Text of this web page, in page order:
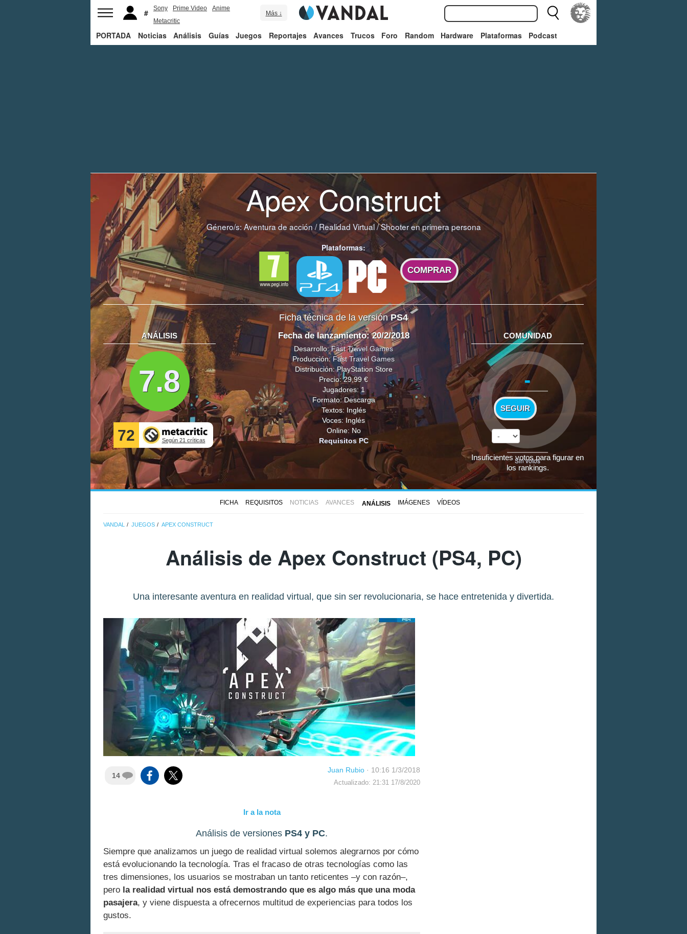
Sony Prime Video
Anime
Metacritic
Más ↓
PORTADA Noticias Análisis Guías Juegos Reportajes Avances Trucos Foro Random Hardware Plataformas Podcast
Apex Construct
Género/s:Aventura de acción /Realidad Virtual/Shooter en primera persona
Plataformas:
COMPRAR
Ficha técnica de la versiónPS4
ANÁLISIS
7.8
72 Según 21 críticas
Fecha de lanzamiento: 20/2/2018
Desarrollo:Fast Travel Games
Producción:Fast Travel Games
Distribución: PlayStation Store
Precio: 29,99 €
Jugadores: 1
Formato: Descarga
Textos: Inglés
Voces: Inglés
Online: No
Requisitos PC
COMUNIDAD
-
SEGUIR
Sin votos
Insuficientes votos para figurar en
los rankings.
FICHA REQUISITOS NOTICIAS AVANCES ANÁLISIS IMÁGENES VÍDEOS
VANDAL JUEGOS APEX CONSTRUCT
Análisis de Apex Construct (PS4, PC)
Una interesante aventura en realidad virtual, que sin ser revolucionaria, se hace entretenida y divertida.
14
Juan Rubio · 10:16 1/3/2018
Actualizado: 21:31 17/8/2020
Ir a la nota
Análisis de versiones PS4 y PC.
Siempre que analizamos un juego de realidad virtual solemos alegrarnos por cómo
está evolucionando la tecnología. Tras el fracaso de otras tecnologías como las
tres dimensiones, los usuarios se mostraban un tanto reticentes –y con razón–,
pero la realidad virtual nos está demostrando que es algo más que una moda
pasajera, y viene dispuesta a ofrecernos multitud de experiencias para todos los
gustos.